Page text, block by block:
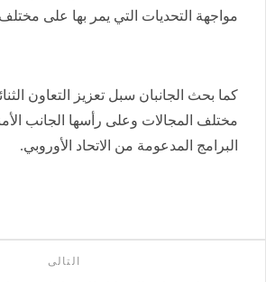
مواجهة التحديات التي يمر بها على
كما بحث الجانبان سبل تعزيز التعاون
مختلف المجالات وعلى رأسها الجانب
البرامج المدعومة من الاتحاد الأوروبي.
التالى